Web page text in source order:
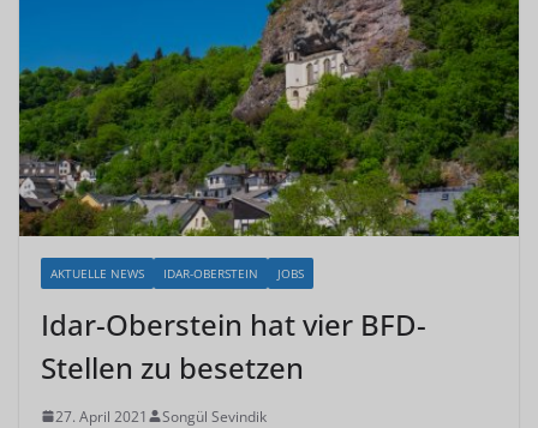
AKTUELLE NEWS IDAR-OBERSTEIN JOBS
Idar-Oberstein hat vier BFD-
Stellen zu besetzen
27. April 2021 Songül Sevindik